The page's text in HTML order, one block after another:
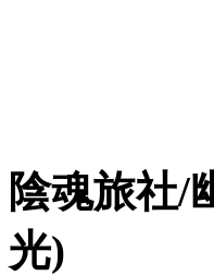
陰魂旅社/
光)